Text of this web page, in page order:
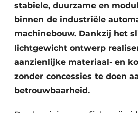
stabiele, duurzame en
binnen de industriële
machinebouw. Dankzij het
lichtgewicht ontwerp
aanzienlijke materiaal- en
zonder concessies te doen
betrouwbaarheid.